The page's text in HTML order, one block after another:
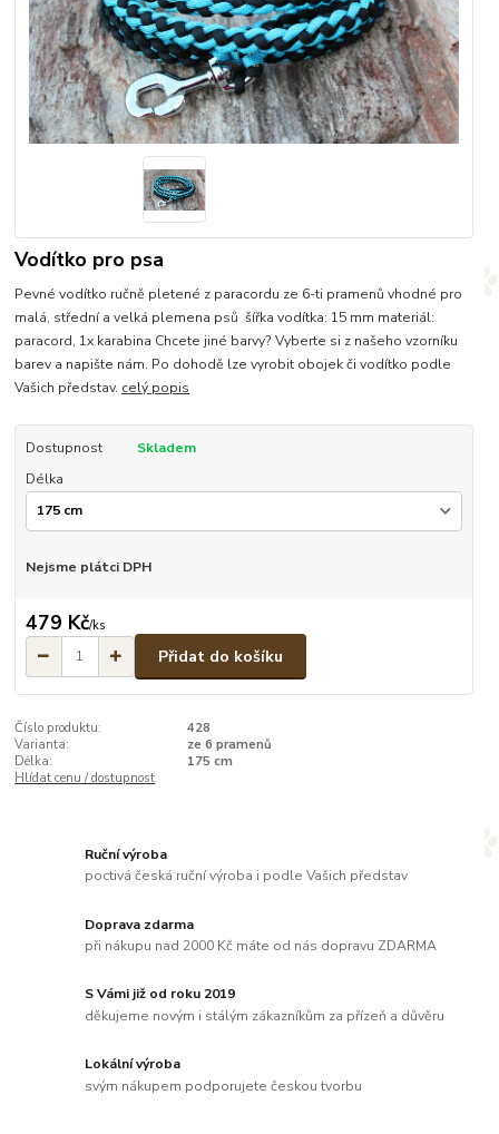
Vodítko pro psa
Pevné vodítko ručně pletené z paracordu ze 6-ti pramenů vhodné pro
malá, střední a velká plemena psů šířka vodítka: 15 mm materiál:
paracord, 1x karabina Chcete jiné barvy? Vyberte si z našeho vzorníku
barev a napište nám. Po dohodě lze vyrobit obojek či vodítko podle
Vašich představ. celý popis
Dostupnost
Skladem
Délka
Nejsme plátci DPH
479 Kč/ks
Přidat do košíku
Číslo produktu:
428
Varianta:
ze 6 pramenů
Délka:
175 cm
Hlídat cenu / dostupnost
Ruční výroba
poctivá česká ruční výroba i podle Vašich představ
Doprava zdarma
při nákupu nad 2000 Kč máte od nás dopravu ZDARMA
S Vámi již od roku 2019
děkujeme novým i stálým zákazníkům za přízeň a důvěru
Lokální výroba
svým nákupem podporujete českou tvorbu